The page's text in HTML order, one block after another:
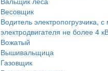
Весовщик
Водитель электропогрузчика,
электродвигателя не более 4
Вожатый
Вышивальщица
Газовщик